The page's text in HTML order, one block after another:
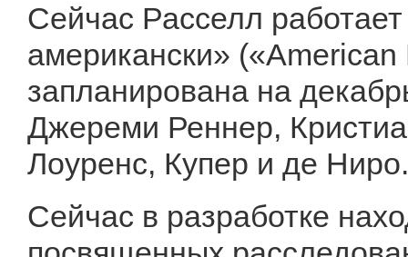
Сейчас Расселл
американски»
запланирована на
Джереми Реннер,
Лоуренс, Купер и де Ниро.
Сейчас в разработке